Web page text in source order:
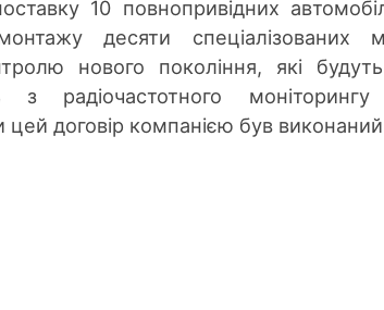
10 повнопривідних
десяти спеціалізованих
нового покоління, які
з радіочастотного
договір компанією був